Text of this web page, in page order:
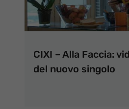
CIXI – Alla Faccia:
del nuovo singolo